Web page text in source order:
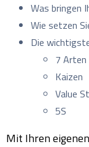
Was bringen
Wie setzen
Die
7 Arten
Kaizen
Value
5S
Mit Ihren